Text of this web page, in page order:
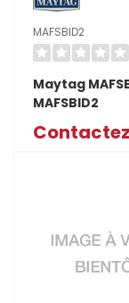
MAFSBID2
Maytag
MAFSBID2